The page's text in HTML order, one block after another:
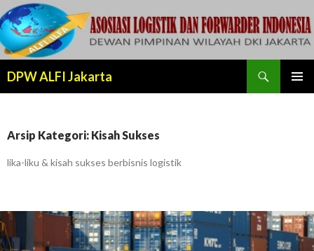
DPW ALFI Jakarta
Arsip Kategori: Kisah Sukses
lika-liku & kisah sukses berbisnis logistik